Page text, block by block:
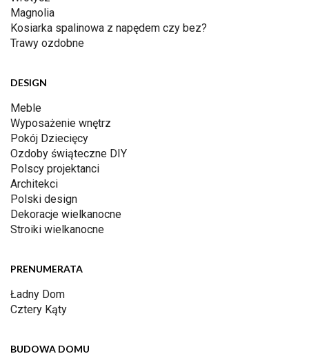
Magnolia
Kosiarka spalinowa z napędem czy bez?
Trawy ozdobne
DESIGN
Meble
Wyposażenie wnętrz
Pokój Dziecięcy
Ozdoby świąteczne DIY
Polscy projektanci
Architekci
Polski design
Dekoracje wielkanocne
Stroiki wielkanocne
PRENUMERATA
Ładny Dom
Cztery Kąty
BUDOWA DOMU